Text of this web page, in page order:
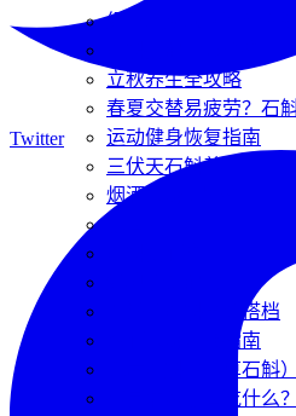
经常加班熬夜吃什么
立秋养生全攻略
春夏交替易疲劳？石
运动健身恢复指南
三伏天石斛养生
烟酒人群护肝指南
西洋参石斛黄金搭档
烟酒人群自救指南
兜唇石斛（水草石斛
盛夏清热防暑吃什么
Twitter